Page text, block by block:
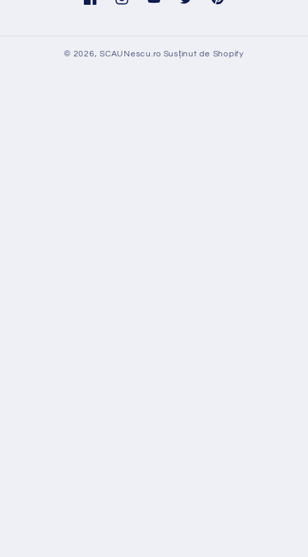
FacebookInstagramYouTubeTwitter Pinterest
© 2026,SCAUNescu.ro Susținut de Shopify